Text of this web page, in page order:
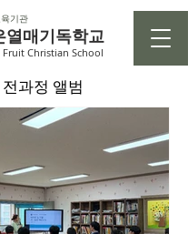
기관
열매기독학교
Christian School
​전과정 앨범